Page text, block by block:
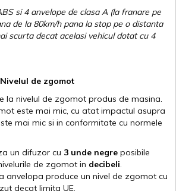
si 4 anvelope de clasa A (la franare pe
de la 80km/h pana la stop pe o distanta
scurta decat acelasi vehicul dotat cu 4
Nivelul de zgomot
la nivelul de zgomot produs de masina.
este mai mic, cu atat impactul asupra
mai mic si in conformitate cu normele
un difuzor cu 3 unde negre posibile
de zgomot in decibeli
anvelopa produce un nivel de zgomot cu
decat limita UE.